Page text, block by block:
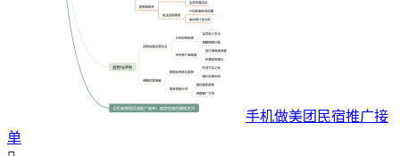
手机做美团民宿推广接
单